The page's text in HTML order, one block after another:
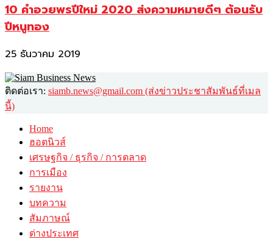
10 คำอวยพรปีใหม่ 2020 ส่งความหมายดีๆ ต้อนรับ
ปีหนูทอง
25 ธันวาคม 2019
ติดต่อเรา: siamb.news@gmail.com (ส่งข่าวประชาสัมพันธ์ที่เมล
นี้)
Home
ฮอตนิวส์
เศรษฐกิจ / ธุรกิจ / การตลาด
การเมือง
รายงาน
บทความ
สัมภาษณ์
ต่างประเทศ